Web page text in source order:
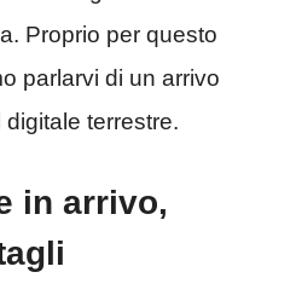
Proprio per questo
parlarvi di un arrivo
terrestre.
in arrivo,